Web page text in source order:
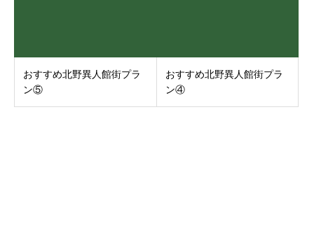
おすすめ北野異人館街プラ
ン⑤
おすすめ北野異人館街プラ
ン④